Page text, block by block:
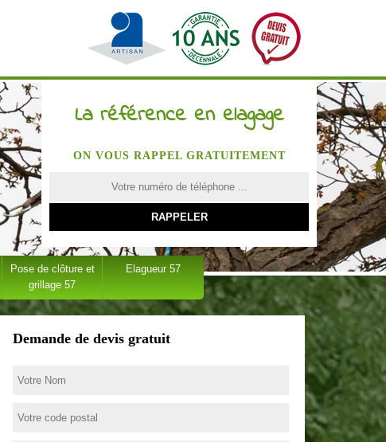
La référence en elagage
ON VOUS RAPPEL GRATUITEMENT
Pose de clôture et
grillage 57
Elagueur 57
Demande de devis gratuit